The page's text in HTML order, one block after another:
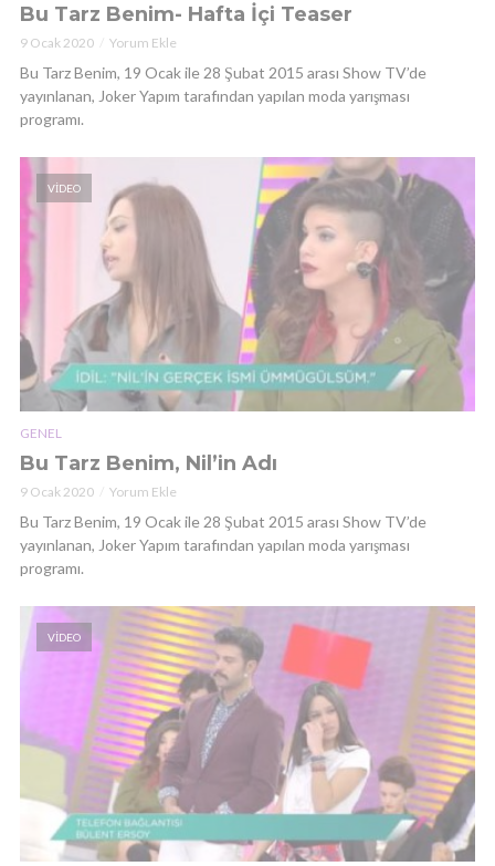
Bu Tarz Benim- Hafta İçi Teaser
9 Ocak 2020 Yorum Ekle
Bu Tarz Benim, 19 Ocak ile 28 Şubat 2015 arası Show TV’de
yayınlanan, Joker Yapım tarafından yapılan moda yarışması
programı.
VIDEO
GENEL
Bu Tarz Benim, Nil’in Adı
9 Ocak 2020 Yorum Ekle
Bu Tarz Benim, 19 Ocak ile 28 Şubat 2015 arası Show TV’de
yayınlanan, Joker Yapım tarafından yapılan moda yarışması
programı.
VIDEO